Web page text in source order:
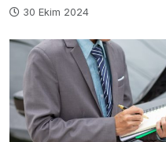
30 Ekim 2024